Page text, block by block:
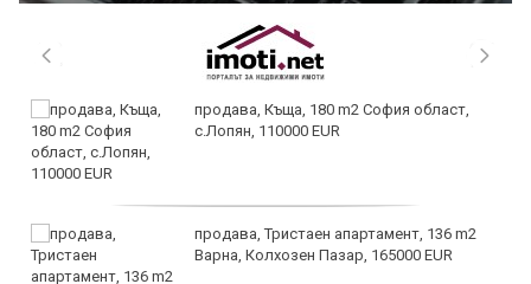
продава, Къща, 180 m2 София област,
с.Лопян, 110000 EUR
продава, Тристаен апартамент, 136 m2
Варна, Колхозен Пазар, 165000 EUR